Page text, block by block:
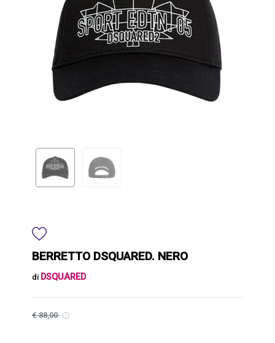
BERRETTO DSQUARED. NERO
di DSQUARED
€ 88,00